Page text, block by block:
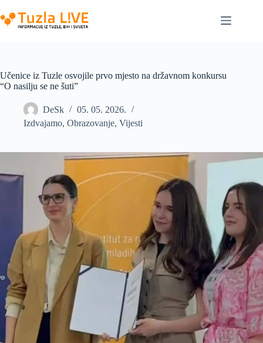
to
content
Učenice iz Tuzle osvojile prvo mjesto na državnom konkursu
“O nasilju se ne šuti”
DeSk
05. 05. 2026.
Izdvajamo, Obrazovanje, Vijesti